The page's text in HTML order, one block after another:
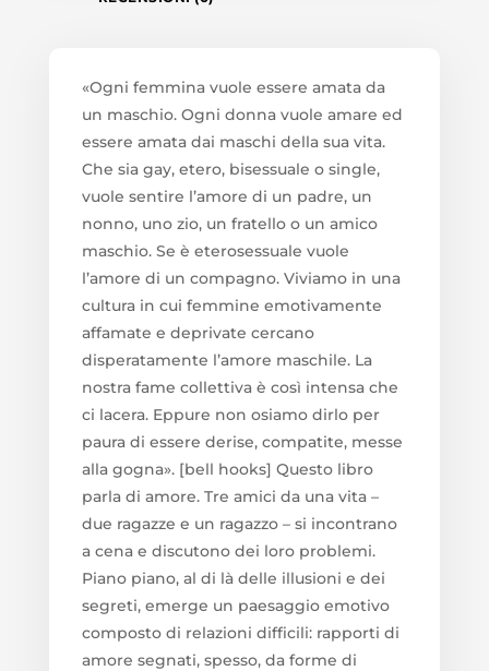
«Ogni femmina vuole essere amata da
un maschio. Ogni donna vuole amare ed
essere amata dai maschi della sua vita.
Che sia gay, etero, bisessuale o single,
vuole sentire l’amore di un padre, un
nonno, uno zio, un fratello o un amico
maschio. Se è eterosessuale vuole
l’amore di un compagno. Viviamo in una
cultura in cui femmine emotivamente
affamate e deprivate cercano
disperatamente l’amore maschile. La
nostra fame collettiva è così intensa che
ci lacera. Eppure non osiamo dirlo per
paura di essere derise, compatite, messe
alla gogna». [bell hooks] Questo libro
parla di amore. Tre amici da una vita –
due ragazze e un ragazzo – si incontrano
a cena e discutono dei loro problemi.
Piano piano, al di là delle illusioni e dei
segreti, emerge un paesaggio emotivo
composto di relazioni difficili: rapporti di
amore segnati, spesso, da forme di